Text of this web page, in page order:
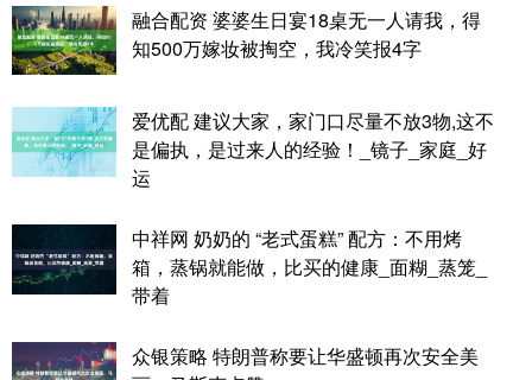
融合配资 婆婆生日宴18桌无一人请我，得
知500万嫁妆被掏空，我冷笑报4字
爱优配 建议大家，家门口尽量不放3物,这不
是偏执，是过来人的经验！_镜子_家庭_好
运
中祥网 奶奶的 “老式蛋糕” 配方：不用烤
箱，蒸锅就能做，比买的健康_面糊_蒸笼_
带着
众银策略 特朗普称要让华盛顿再次安全美